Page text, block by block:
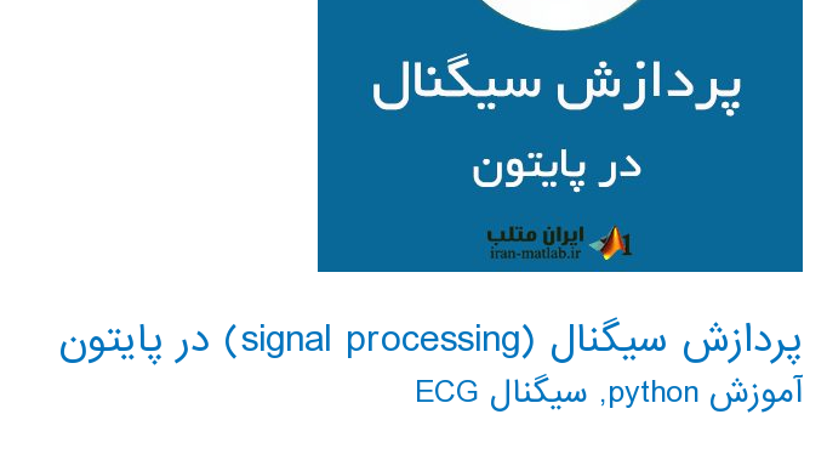
پردازش سیگنال (signal processing) در پایتون
آموزش python , سیگنال ECG